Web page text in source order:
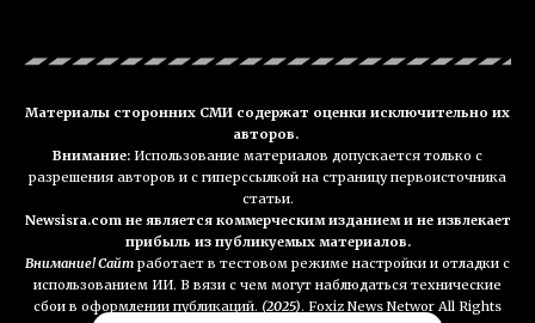
Материалы сторонних СМИ содержат оценки исключительно их
авторов.
Внимание: Использование материалов допускается только с
разрешения авторов и с гиперссылкой на страницу первоисточника
статьи.
Newsisra.com не является коммерческим изданием и не извлекает
прибыль из публикуемых материалов.
Внимание! Сайт работает в тестовом режиме настройки и отладки с
использованием ИИ. В вязи с чем могут наблюдаться технические
сбои в оформлении публикаций. (2025). Foxiz News Networ All Rights